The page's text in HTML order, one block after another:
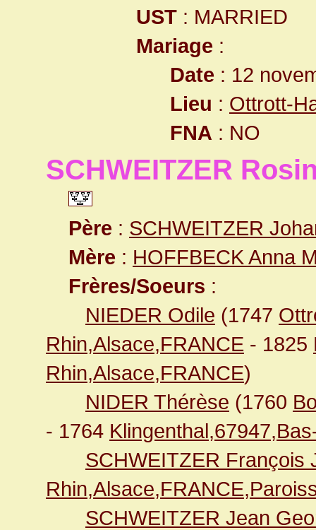
UST : MARRIED
Mariage :
Date : 12
Lieu : Ottrott-
FNA : NO
SCHWEITZER
Père : SCHWEITZER
Mère : HOFFBECK Anna
Frères/Soeurs :
NIEDER Odile (1747
Rhin,Alsace,FRANCE - 1825
Rhin,Alsace,FRANCE)
NIDER Thérèse (1760
- 1764
SCHWEITZER François
SCHWEITZER Jean